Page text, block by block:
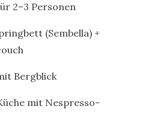
2–3 Personen
(Sembella) +
Bergblick
mit Nespresso-